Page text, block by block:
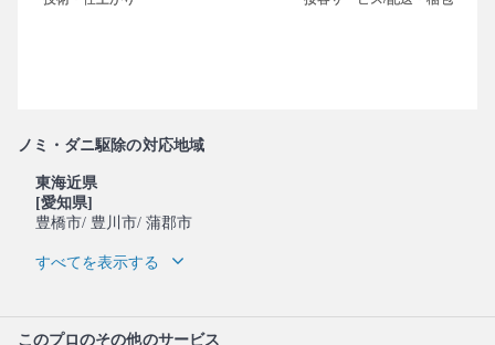
ノミ・ダニ駆除の対応地域
東海近県
[愛知県]
豊橋市/ 豊川市/ 蒲郡市
すべてを表示する
このプロのその他のサービス